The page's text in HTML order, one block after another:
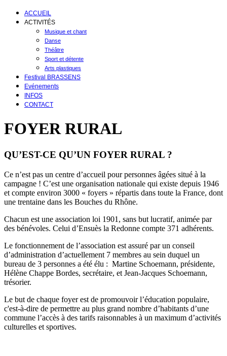
ACCUEIL
ACTIVITÉS
Musique et chant
Danse
Théâtre
Sport et détente
Arts plastiques
Festival BRASSENS
Evénements
INFOS
CONTACT
FOYER RURAL
QU’EST-CE QU’UN FOYER RURAL ?
Ce n’est pas un centre d’accueil pour personnes âgées situé à la
campagne ! C’est une organisation nationale qui existe depuis 1946
et compte environ 3000 « foyers » répartis dans toute la France, dont
une trentaine dans les Bouches du Rhône.
Chacun est une association loi 1901, sans but lucratif, animée par
des bénévoles. Celui d’Ensuès la Redonne compte 371 adhérents.
Le fonctionnement de l’association est assuré par un conseil
d’administration d’actuellement 7 membres au sein duquel un
bureau de 3 personnes a été élu : Martine Schoemann, présidente,
Hélène Chappe Bordes, secrétaire, et Jean-Jacques Schoemann,
trésorier.
Le but de chaque foyer est de promouvoir l’éducation populaire,
c'est-à-dire de permettre au plus grand nombre d’habitants d’une
commune l’accès à des tarifs raisonnables à un maximum d’activités
culturelles et sportives.